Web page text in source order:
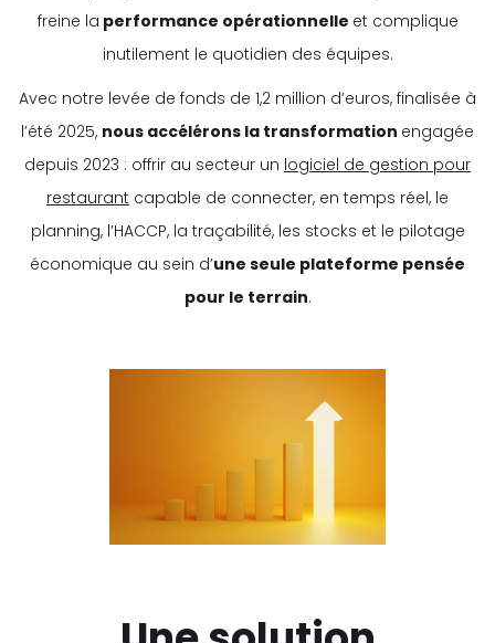
freine la performance opérationnelle et complique
inutilement le quotidien des équipes.
Avec notre levée de fonds de 1,2 million d’euros, finalisée à
l’été 2025, nous accélérons la transformation engagée
depuis 2023 : offrir au secteur un logiciel de gestion pour
restaurant capable de connecter, en temps réel, le
planning, l’HACCP, la traçabilité, les stocks et le pilotage
économique au sein d’une seule plateforme pensée
pour le terrain.